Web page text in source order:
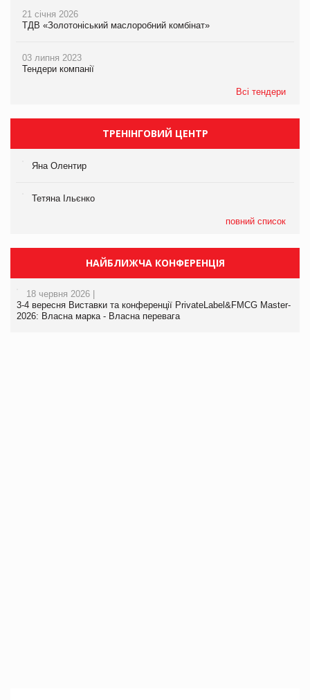
21 січня 2026
ТДВ «Золотоніський маслоробний комбінат»
03 липня 2023
Тендери компанії
Всі тендери
ТРЕНІНГОВИЙ ЦЕНТР
Яна Олентир
Тетяна Ільєнко
повний список
НАЙБЛИЖЧА КОНФЕРЕНЦІЯ
18 червня 2026 |
3-4 вересня Виставки та конференції PrivateLabel&FMCG Master-
2026: Власна марка - Власна перевага